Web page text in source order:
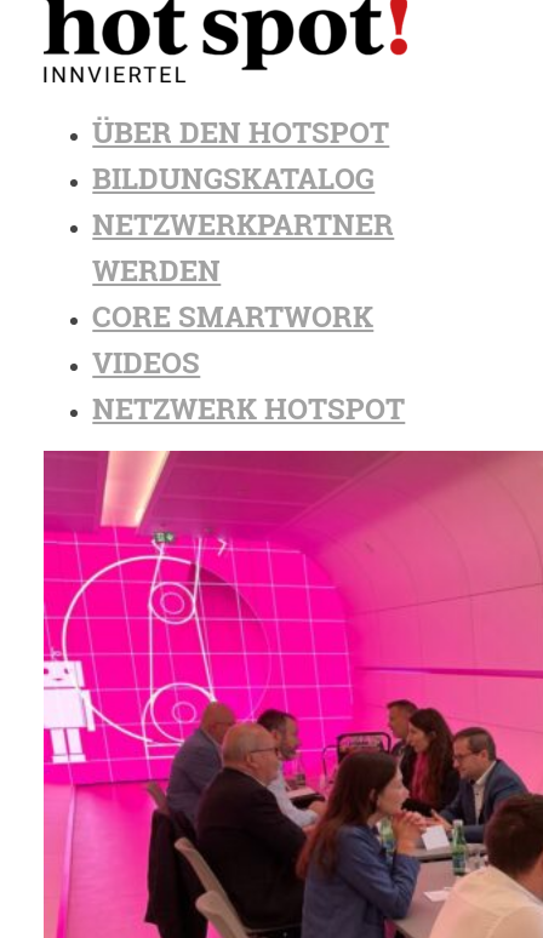
ÜBER DEN HOTSPOT
BILDUNGSKATALOG
NETZWERKPARTNER
WERDEN
CORE SMARTWORK
VIDEOS
NETZWERK HOTSPOT